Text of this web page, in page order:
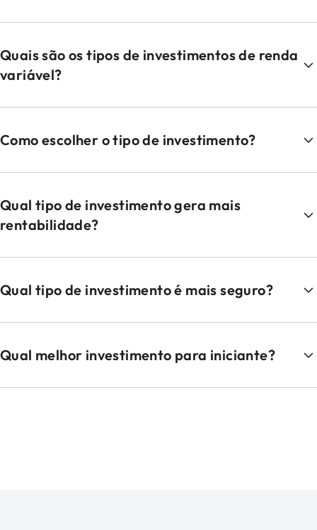
Quais são os tipos de investimentos de renda
variável?
Como escolher o tipo de investimento?
Qual tipo de investimento gera mais
rentabilidade?
Qual tipo de investimento é mais seguro?
Qual melhor investimento para iniciante?